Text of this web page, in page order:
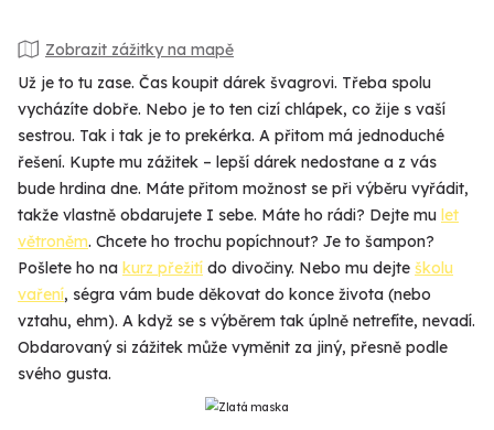
Zobrazit zážitky na mapě
Už je to tu zase. Čas koupit dárek švagrovi. Třeba spolu
vycházíte dobře. Nebo je to ten cizí chlápek, co žije s vaší
sestrou. Tak i tak je to prekérka. A přitom má jednoduché
řešení. Kupte mu zážitek – lepší dárek nedostane a z vás
bude hrdina dne. Máte přitom možnost se při výběru vyřádit,
takže vlastně obdarujete I sebe. Máte ho rádi? Dejte mu let
větroněm. Chcete ho trochu popíchnout? Je to šampon?
Pošlete ho na kurz přežití do divočiny. Nebo mu dejte školu
vaření, ségra vám bude děkovat do konce života (nebo
vztahu, ehm). A když se s výběrem tak úplně netrefíte, nevadí.
Obdarovaný si zážitek může vyměnit za jiný, přesně podle
svého gusta.